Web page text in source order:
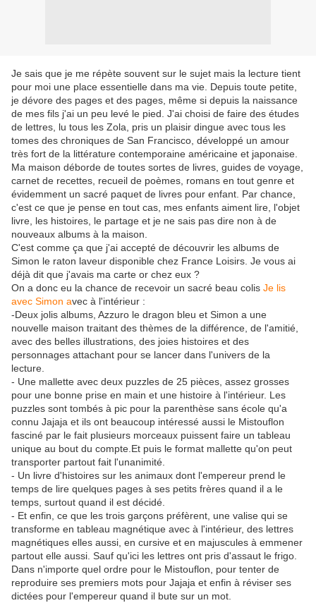
Je sais que je me répète souvent sur le sujet mais la lecture tient
pour moi une place essentielle dans ma vie. Depuis toute petite,
je dévore des pages et des pages, même si depuis la naissance
de mes fils j'ai un peu levé le pied. J'ai choisi de faire des études
de lettres, lu tous les Zola, pris un plaisir dingue avec tous les
tomes des chroniques de San Francisco, développé un amour
très fort de la littérature contemporaine américaine et japonaise.
Ma maison déborde de toutes sortes de livres, guides de voyage,
carnet de recettes, recueil de poèmes, romans en tout genre et
évidemment un sacré paquet de livres pour enfant. Par chance,
c'est ce que je pense en tout cas, mes enfants aiment lire, l'objet
livre, les histoires, le partage et je ne sais pas dire non à de
nouveaux albums à la maison.
C'est comme ça que j'ai accepté de découvrir les albums de
Simon le raton laveur disponible chez France Loisirs. Je vous ai
déjà dit que j'avais ma carte or chez eux ?
On a donc eu la chance de recevoir un sacré beau colis Je lis
avec Simon avec à l'intérieur :
-Deux jolis albums, Azzuro le dragon bleu et Simon a une
nouvelle maison traitant des thèmes de la différence, de l'amitié,
avec des belles illustrations, des joies histoires et des
personnages attachant pour se lancer dans l'univers de la
lecture.
- Une mallette avec deux puzzles de 25 pièces, assez grosses
pour une bonne prise en main et une histoire à l'intérieur. Les
puzzles sont tombés à pic pour la parenthèse sans école qu'a
connu Jajaja et ils ont beaucoup intéressé aussi le Mistouflon
fasciné par le fait plusieurs morceaux puissent faire un tableau
unique au bout du compte.Et puis le format mallette qu'on peut
transporter partout fait l'unanimité.
- Un livre d'histoires sur les animaux dont l'empereur prend le
temps de lire quelques pages à ses petits frères quand il a le
temps, surtout quand il est décidé.
- Et enfin, ce que les trois garçons préfèrent, une valise qui se
transforme en tableau magnétique avec à l'intérieur, des lettres
magnétiques elles aussi, en cursive et en majuscules à emmener
partout elle aussi. Sauf qu'ici les lettres ont pris d'assaut le frigo.
Dans n'importe quel ordre pour le Mistouflon, pour tenter de
reproduire ses premiers mots pour Jajaja et enfin à réviser ses
dictées pour l'empereur quand il bute sur un mot.